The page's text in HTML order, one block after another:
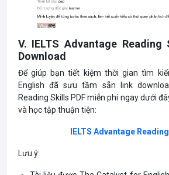
V. IELTS Advantage Reading
Download
Để giúp bạn tiết kiệm thời gian tìm
English đã sưu tầm sẵn link
Reading Skills PDF miễn phí ngay dưới
và học tập thuận tiện:
IELTS Advantage
Lưu ý: